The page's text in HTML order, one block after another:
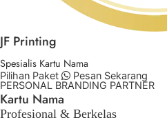
JF Printing
Spesialis Kartu Nama
Pilihan Paket Pesan Sekarang
PERSONAL BRANDING PARTNER
Kartu Nama
Profesional & Berkelas